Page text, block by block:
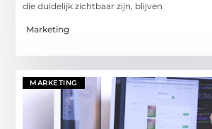
die duidelijk zichtbaar zijn, blijven
Marketing
MARKETING